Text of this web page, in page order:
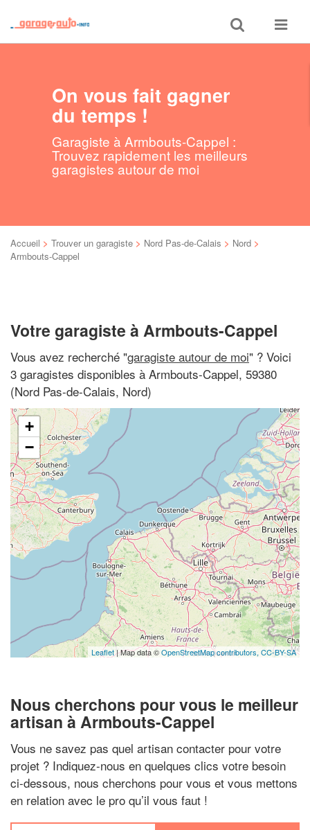
Toggle
search
Toggle
On vous fait gagner
du temps !
Garagiste à Armbouts-Cappel :
Trouvez rapidement les meilleurs
garagistes autour de moi
Accueil > Trouver un garagiste > Nord Pas-de-Calais > Nord >
Armbouts-Cappel
Votre garagiste à Armbouts-Cappel
Vous avez recherché "garagiste autour de moi" ? Voici
3 garagistes disponibles à Armbouts-Cappel, 59380
(Nord Pas-de-Calais, Nord)
+
−
Leaflet| Map data ©OpenStreetMap contributors, CC-BY-SA
Nous cherchons pour vous le meilleur
artisan à Armbouts-Cappel
Vous ne savez pas quel artisan contacter pour votre
projet ? Indiquez-nous en quelques clics votre besoin
ci-dessous, nous cherchons pour vous et vous mettons
en relation avec le pro qu’il vous faut !